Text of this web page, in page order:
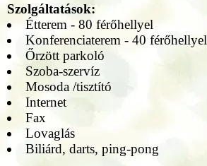
Szolgáltatások:
Étterem - 80 férőhellyel
Konferenciaterem - 40 férőhellyel
Őrzött parkoló
Szoba-szervíz
Mosoda /tisztító
Internet
Fax
Lovaglás
Biliárd, darts, ping-pong